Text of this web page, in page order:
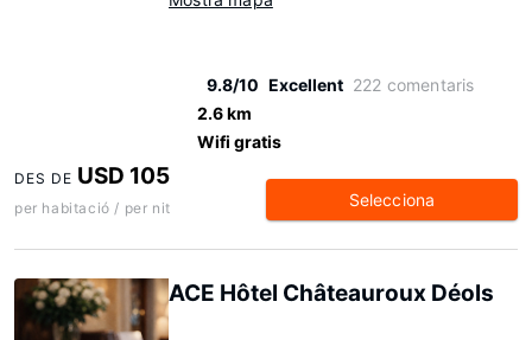
9.8/10 Excellent 222 comentaris
2.6 km
Wifi gratis
DES DE USD 105
per habitació / per nit Selecciona
ACE Hôtel Châteauroux Déols